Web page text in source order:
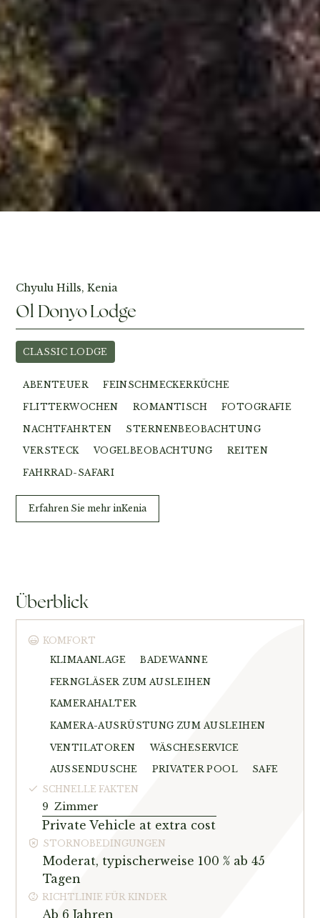
Chyulu Hills, Kenia
Ol Donyo Lodge
CLASSIC LODGE
ABENTEUER FEINSCHMECKERKÜCHE
FLITTERWOCHEN ROMANTISCH FOTOGRAFIE
NACHTFAHRTEN STERNENBEOBACHTUNG
VERSTECK VOGELBEOBACHTUNG REITEN
FAHRRAD-SAFARI
Erfahren Sie mehr inKenia
Überblick
KOMFORT
KLIMAANLAGE
BADEWANNE
FERNGLÄSER ZUM AUSLEIHEN
KAMERAHALTER
KAMERA-AUSRÜSTUNG ZUM AUSLEIHEN
VENTILATOREN WÄSCHESERVICE
AUSSENDUSCHE PRIVATER POOL
SAFE
SCHNELLE FAKTEN
9 Zimmer
Private Vehicle at extra cost
STORNOBEDINGUNGEN
Moderat, typischerweise 100 % ab 45
Tagen
RICHTLINIE FÜR KINDER
Ab 6 Jahren